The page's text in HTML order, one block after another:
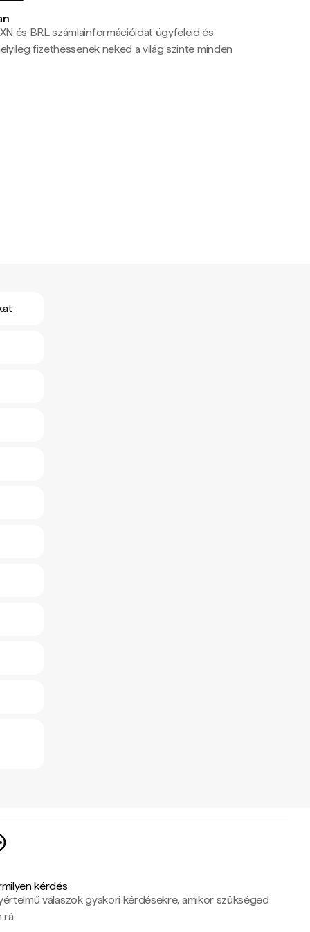
és BRL számlainformációidat ügyfeleid és
fizethessenek neked a világ szinte minden
kérdés
válaszok gyakori kérdésekre, amikor szükséged
rá.